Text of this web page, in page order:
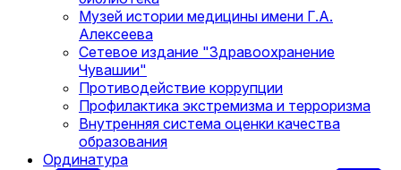
Музей истории медицины имени Г.А.
Алексеева
Сетевое издание "Здравоохранение
Чувашии"
Противодействие коррупции
Профилактика экстремизма и терроризма
Внутренняя система оценки качества
образования
Ординатура